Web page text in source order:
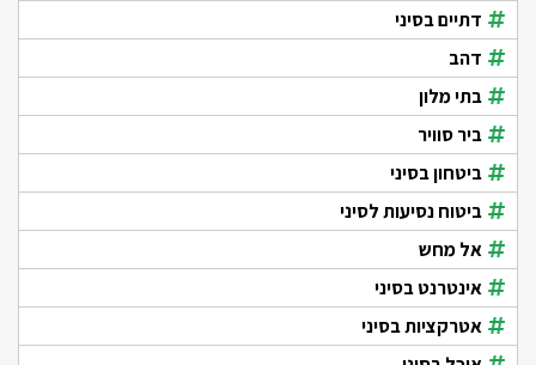
דתיים בסיני
דהב
בתי מלון
ביר סוויר
ביטחון בסיני
ביטוח נסיעות לסיני
אל מחש
אינטרנט בסיני
אטרקציות בסיני